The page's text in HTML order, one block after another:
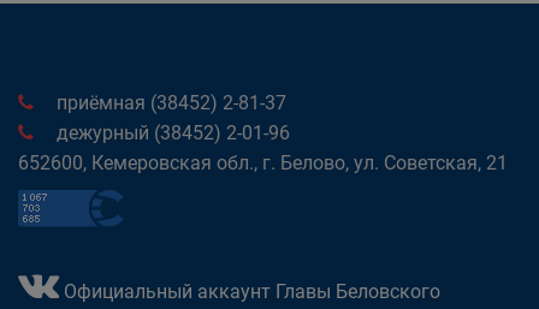
приёмная (38452) 2-81-37
дежурный (38452) 2-01-96
652600, Кемеровская обл., г. Белово, ул. Советская, 21
Официальный аккаунт Главы Беловского